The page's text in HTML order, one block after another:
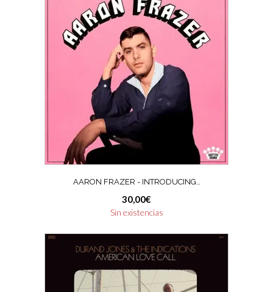
AARON FRAZER ‎- INTRODUCING…
30,00€
Sin existencias